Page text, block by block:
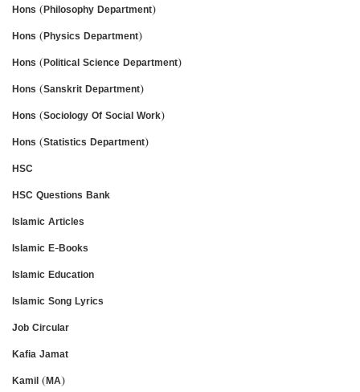
Hons (Philosophy Department)
Hons (Physics Department)
Hons (Political Science Department)
Hons (Sanskrit Department)
Hons (Sociology Of Social Work)
Hons (Statistics Department)
HSC
HSC Questions Bank
Islamic Articles
Islamic E-Books
Islamic Education
Islamic Song Lyrics
Job Circular
Kafia Jamat
Kamil (MA)